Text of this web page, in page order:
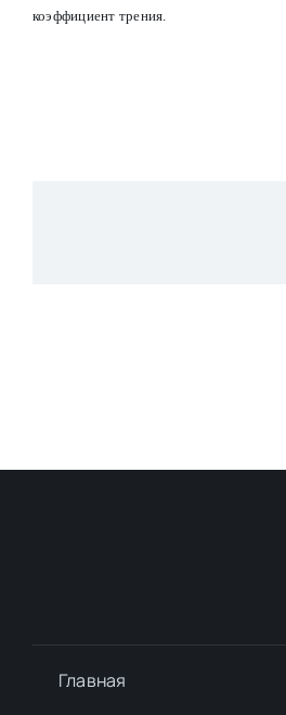
коэффициент трения.
Главная